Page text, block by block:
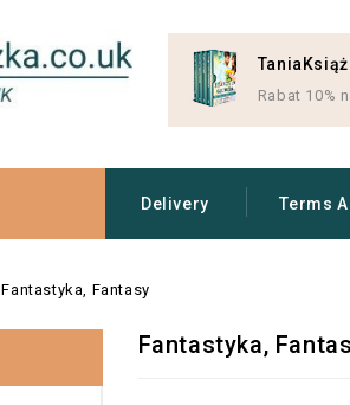
Rabat 10%
Delivery Terms
Fantastyka, Fantasy
Fantastyka,